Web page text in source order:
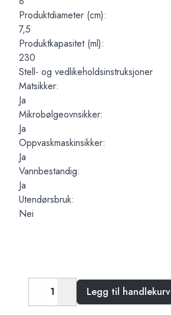
Produktdiameter (cm):
7,5
Produktkapasitet (ml):
230
Stell- og vedlikeholdsinstruksjoner
Matsikker:
Ja
Mikrobølgeovnsikker:
Ja
Oppvaskmaskinsikker:
Ja
Vannbestandig:
Ja
Utendørsbruk:
Nei
DecreaseIncreaseLegg til handlekurv